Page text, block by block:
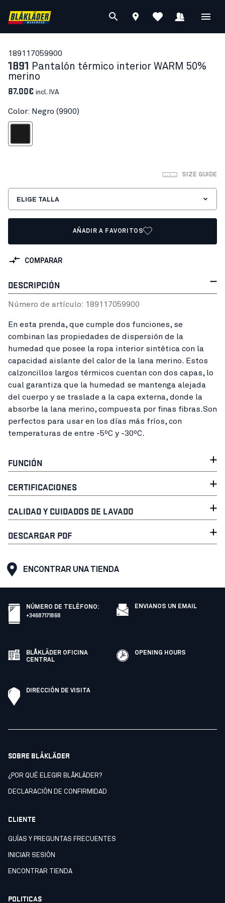
189117059900
1891 Pantalón térmico interior WARM 50%
merino
87.00€ incl. IVA
Color: Negro (9900)
SIZE GUIDE
ELIGE TALLA
AÑADIR A FAVORITOS
COMPARAR
DESCRIPCIÓN
Número de artículo: 189117059900
En esta prenda, que cumple dos funciones, se
combinan las propiedades de dispersión de la
humedad que posee la ropa interior sintética con la
capacidad aislante del calor de la lana merino. Estos
calzoncillos largos térmicos cuentan con dos capas, lo
cual garantiza que la humedad se mantenga alejada
del cuerpo y se traslade a la capa externa, donde la
absorbe la lana merino, compuesta por finas fibras.Son
perfectos para usar en los días más fríos, con
temperaturas de entre -5ºC y -30ºC.
FUNCIÓN
CERTIFICACIONES
CALIDAD Y CUIDADOS DE LAVADO
DESCARGAR PDF
ENCONTRAR UNA TIENDA
NÚMERO DE TELÉFONO:
+34687171868
ENVIANOS UN EMAIL
BLÅKLÄDER OFICINA
CENTRAL
OPENING HOURS
DIRECCIÓN DE VISITA
SOBRE BLÅKLÄDER
¿POR QUÉ ELEGIR BLÅKLÄDER?
DECLARACIÒN DE CONFIRMIDAD
CLIENTE
GUÍAS Y PREGUNTAS FRECUENTES
INICIAR SESIÓN
ENCONTRAR TIENDA
POLITICAS